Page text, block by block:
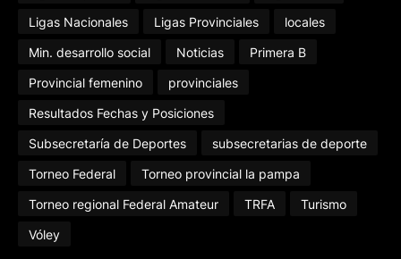
Ligas Nacionales
Ligas Provinciales
locales
Min. desarrollo social
Noticias
Primera B
Provincial femenino
provinciales
Resultados Fechas y Posiciones
Subsecretaría de Deportes
subsecretarias de deporte
Torneo Federal
Torneo provincial la pampa
Torneo regional Federal Amateur
TRFA
Turismo
Vóley